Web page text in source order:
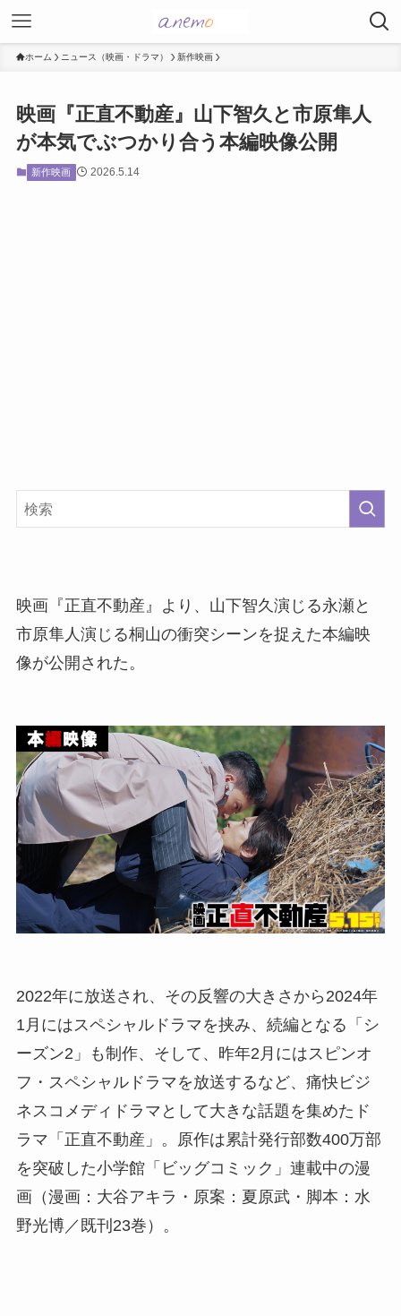
ホーム ニュース（映画・ドラマ） 新作映画
映画『正直不動産』山下智久と市原隼人
が本気でぶつかり合う本編映像公開
新作映画 2026.5.14
映画『正直不動産』より、山下智久演じる永瀬と
市原隼人演じる桐山の衝突シーンを捉えた本編映
像が公開された。
2022年に放送され、その反響の大きさから2024年
1月にはスペシャルドラマを挟み、続編となる「シ
ーズン2」も制作、そして、昨年2月にはスピンオ
フ・スペシャルドラマを放送するなど、痛快ビジ
ネスコメディドラマとして大きな話題を集めたド
ラマ「正直不動産」。原作は累計発行部数400万部
を突破した小学館「ビッグコミック」連載中の漫
画（漫画：大谷アキラ・原案：夏原武・脚本：水
野光博／既刊23巻）。